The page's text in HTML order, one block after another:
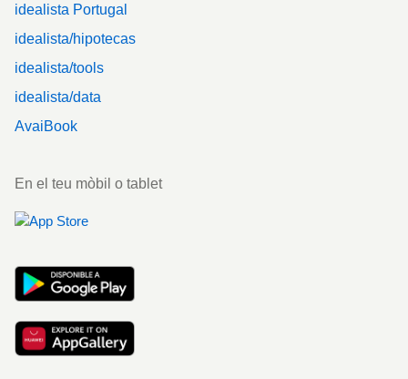
idealista Portugal
idealista/hipotecas
idealista/tools
idealista/data
AvaiBook
En el teu mòbil o tablet